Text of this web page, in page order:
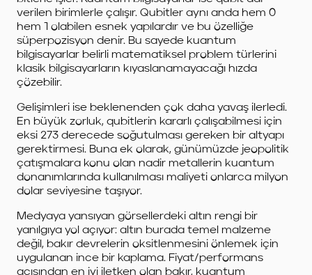
verilen birimlerle çalışır. Qubitler aynı anda hem 0
hem 1 olabilen esnek yapılardır ve bu özelliğe
süperpozisyon denir. Bu sayede kuantum
bilgisayarlar belirli matematiksel problem türlerini
klasik bilgisayarların kıyaslanamayacağı hızda
çözebilir.
Gelişimleri ise beklenenden çok daha yavaş ilerledi.
En büyük zorluk, qubitlerin kararlı çalışabilmesi için
eksi 273 derecede soğutulması gereken bir altyapı
gerektirmesi. Buna ek olarak, günümüzde jeopolitik
çatışmalara konu olan nadir metallerin kuantum
donanımlarında kullanılması maliyeti onlarca milyon
dolar seviyesine taşıyor.
Medyaya yansıyan görsellerdeki altın rengi bir
yanılgıya yol açıyor: altın burada temel malzeme
değil, bakır devrelerin oksitlenmesini önlemek için
uygulanan ince bir kaplama. Fiyat/performans
açısından en iyi iletken olan bakır, kuantum